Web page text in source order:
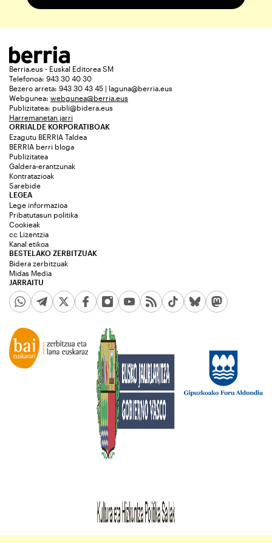
Berria.eus - Euskal Editorea SM
Telefonoa: 943 30 40 30
Bezero arreta: 943 30 43 45 | laguna@berria.eus
Webgunea: webgunea@berria.eus
Publizitatea: publi@bidera.eus
Harremanetan jarri
ORRIALDE KORPORATIBOAK
Ezagutu BERRIA Taldea
BERRIA berri bloga
Publizitatea
Galdera-erantzunak
Kontratazioak
Sarebide
JARRAITU
LEGEA
Lege informazioa
Pribatutasun politika
Cookieak
cc Lizentzia
Kanal etikoa
BESTELAKO ZERBITZUAK
Bidera zerbitzuak
Midas Media